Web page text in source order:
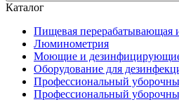
Каталог
Пищевая перерабатывающая
Люминометрия
Моющие и дезинфицирующие
Оборудование для
Профессиональный
Профессиональный